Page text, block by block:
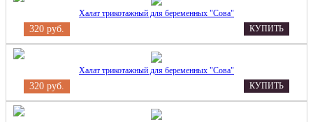
Халат трикотажный для беременных "Сова"
320 руб. КУПИТЬ
Халат трикотажный для беременных "Сова"
320 руб. КУПИТЬ